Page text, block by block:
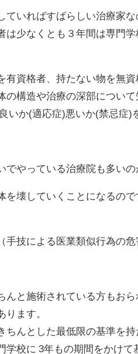
ていればすばらしい治療家
は少なくとも３年間は専門
有資格者、持たない物を無
の構造や治療の深部につい
いか(適応症)悪いか(禁忌症)
でやっている治療院も多いの
を壊していくことになるの
（手技による医業類似行為の危
んと施術されている方もお
ります。
ちんとした最低限の基準を
学校に 3年もの期間をかけ